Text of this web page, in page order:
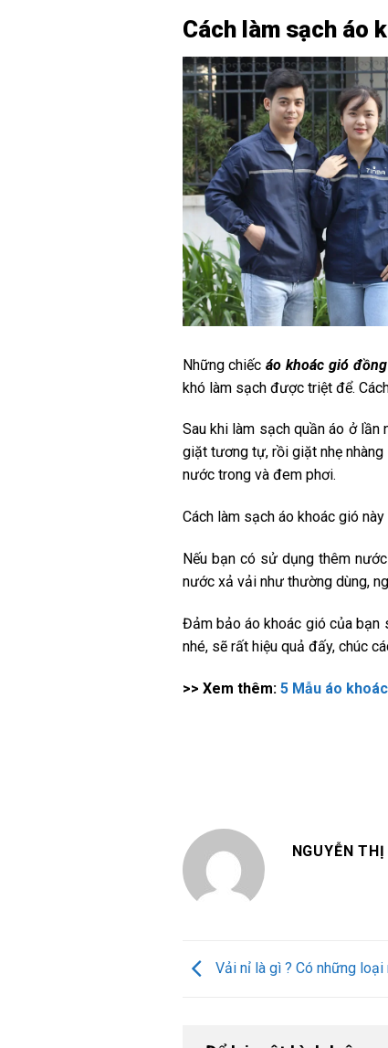
Cách làm sạch áo
Những chiếcáo khoác gió
khó làm sạch được triệt để.
Sau khi làm sạch quần áo ở
giặt tương tự, rồi giặt nhẹ
nước trong và đem phơi.
Cách làm sạch áo khoác gió
Nếu bạn có sử dụng thêm
nước xả vải như thường dùng,
Đảm bảo áo khoác gió của bạn
nhé, sẽ rất hiệu quả đấy, chúc
>> Xem thêm: 5 Mẫu áo
NGUYỄN THỊ
Vải nỉ là gì ? Có những loại